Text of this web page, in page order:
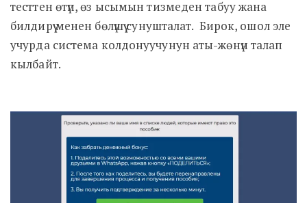
тесттен өтүп, өз ысымын тизмеден табуу жана
билдирүү менен бөлүшүү сунушталат. Бирок, ошол эле
учурда система колдонуучунун аты-жөнүн талап
кылбайт.